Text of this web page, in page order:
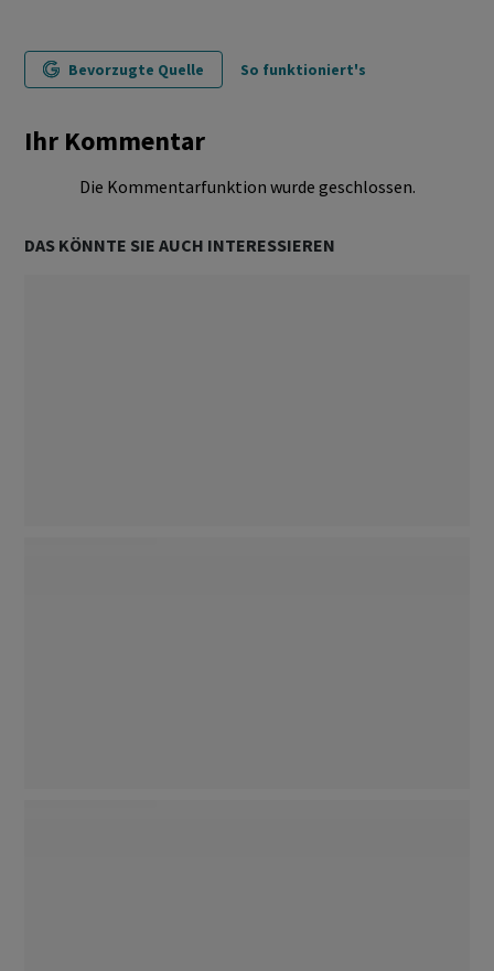
Bevorzugte Quelle So funktioniert's
Ihr Kommentar
Die Kommentarfunktion wurde geschlossen.
DAS KÖNNTE SIE AUCH INTERESSIEREN